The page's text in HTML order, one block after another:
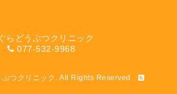
らどうぶつクリニック
077-532-9968
つクリニック . All Rights Reserved.